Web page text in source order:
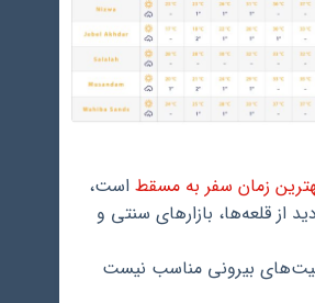
زمان سفر به مسقط است،
از قلعه‌ها، بازارهای سنتی و
بیرونی مناسب نیست